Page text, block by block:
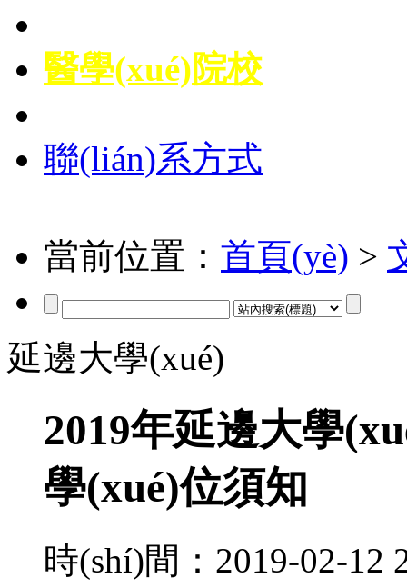
醫學(xué)院校
聯(lián)系方式
當前位置： 首頁(yè) >
延邊大學(xué)
2019年延邊大學
學(xué)位須知
時(shí)間：2019-02-